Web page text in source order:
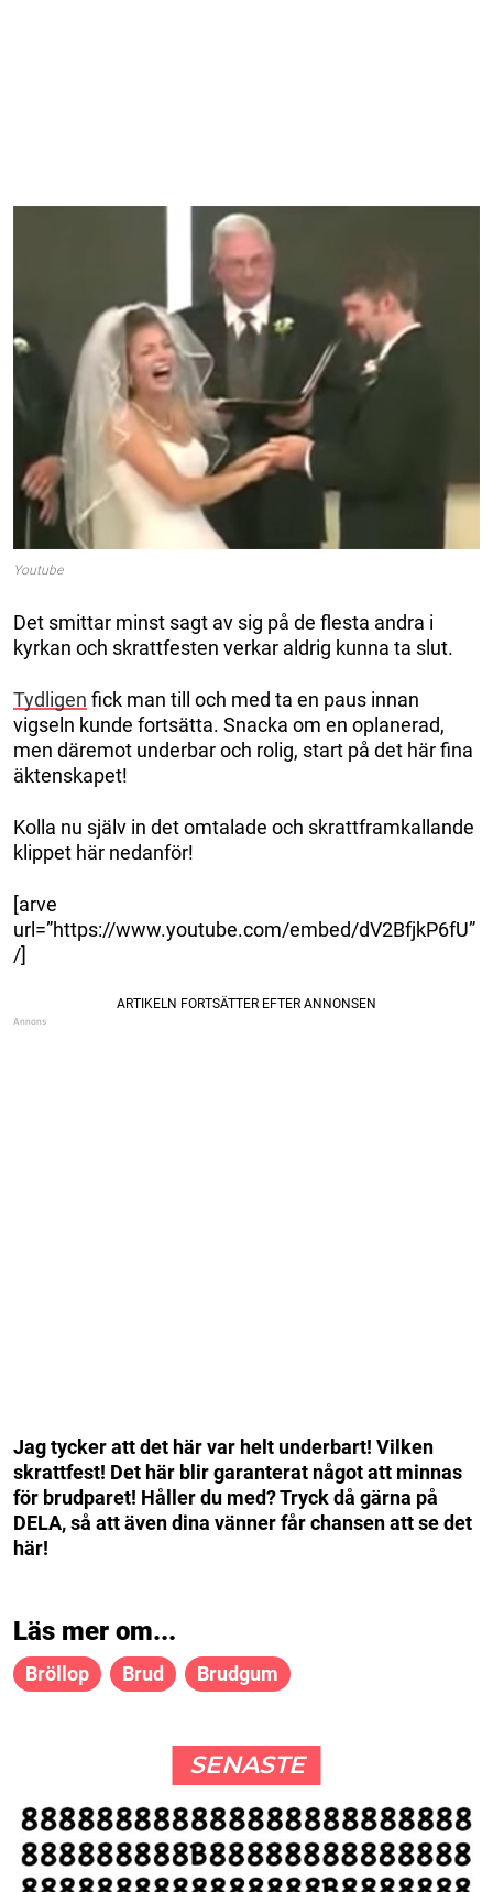
Youtube
Det smittar minst sagt av sig på de flesta andra i
kyrkan och skrattfesten verkar aldrig kunna ta slut.
Tydligen fick man till och med ta en paus innan
vigseln kunde fortsätta. Snacka om en oplanerad,
men däremot underbar och rolig, start på det här fina
äktenskapet!
Kolla nu själv in det omtalade och skrattframkallande
klippet här nedanför!
[arve
url=”https://www.youtube.com/embed/dV2BfjkP6fU”
/]
Jag tycker att det här var helt underbart! Vilken
skrattfest! Det här blir garanterat något att minnas
för brudparet! Håller du med? Tryck då gärna på
DELA, så att även dina vänner får chansen att se det
här!
Läs mer om...
Bröllop Brud Brudgum
SENASTE